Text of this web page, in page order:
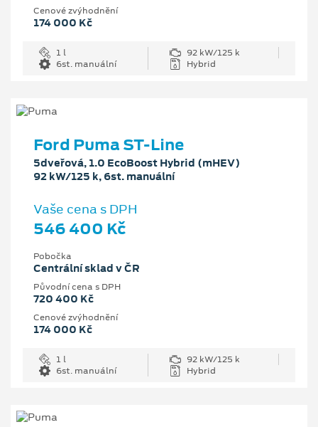
Cenové zvýhodnění
174 000 Kč
1 l
92 kW/125 k
6st. manuální
Hybrid
Ford Puma ST-Line
5dveřová, 1.0 EcoBoost Hybrid (mHEV)
92 kW/125 k, 6st. manuální
Vaše cena s DPH
546 400 Kč
Pobočka
Centrální sklad v ČR
Původní cena s DPH
720 400 Kč
Cenové zvýhodnění
174 000 Kč
1 l
92 kW/125 k
6st. manuální
Hybrid